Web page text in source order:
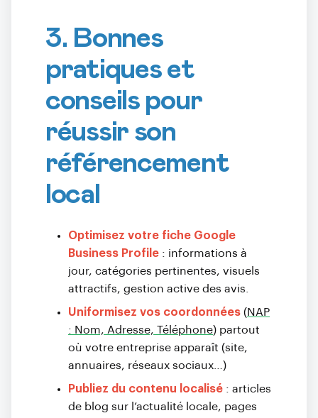
3. Bonnes
pratiques et
conseils pour
réussir son
référencement
local
Optimisez votre fiche Google
Business Profile : informations à
jour, catégories pertinentes, visuels
attractifs, gestion active des avis.
Uniformisez vos coordonnées (NAP
: Nom, Adresse, Téléphone) partout
où votre entreprise apparaît (site,
annuaires, réseaux sociaux…)
Publiez du contenu localisé : articles
de blog sur l’actualité locale, pages